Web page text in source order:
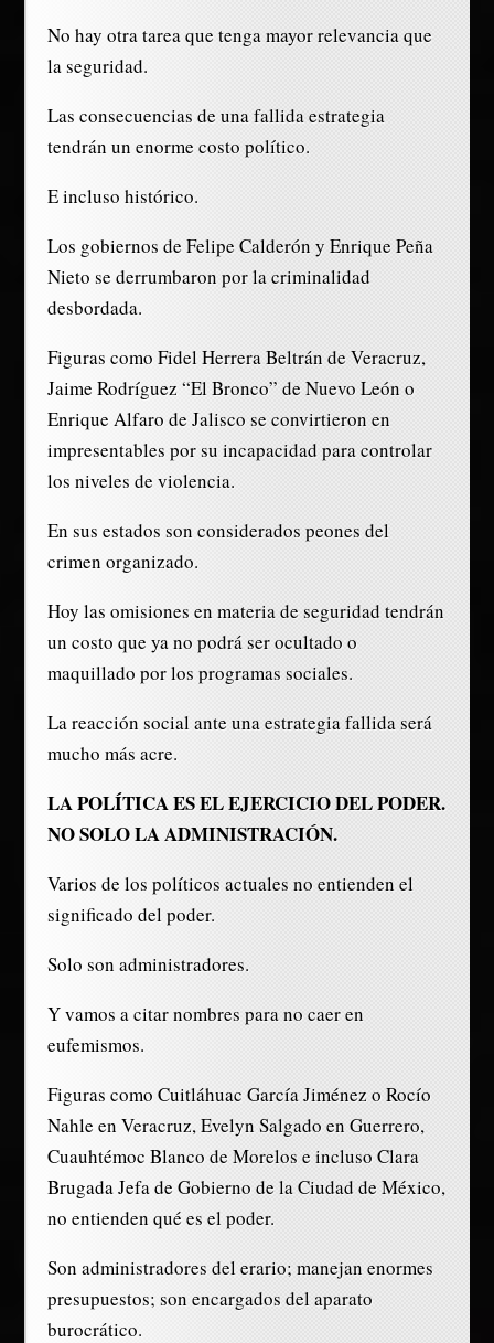
No hay otra tarea que tenga mayor relevancia que
la seguridad.
Las consecuencias de una fallida estrategia
tendrán un enorme costo político.
E incluso histórico.
Los gobiernos de Felipe Calderón y Enrique Peña
Nieto se derrumbaron por la criminalidad
desbordada.
Figuras como Fidel Herrera Beltrán de Veracruz,
Jaime Rodríguez “El Bronco” de Nuevo León o
Enrique Alfaro de Jalisco se convirtieron en
impresentables por su incapacidad para controlar
los niveles de violencia.
En sus estados son considerados peones del
crimen organizado.
Hoy las omisiones en materia de seguridad tendrán
un costo que ya no podrá ser ocultado o
maquillado por los programas sociales.
La reacción social ante una estrategia fallida será
mucho más acre.
LA POLÍTICA ES EL EJERCICIO DEL PODER.
NO SOLO LA ADMINISTRACIÓN.
Varios de los políticos actuales no entienden el
significado del poder.
Solo son administradores.
Y vamos a citar nombres para no caer en
eufemismos.
Figuras como Cuitláhuac García Jiménez o Rocío
Nahle en Veracruz, Evelyn Salgado en Guerrero,
Cuauhtémoc Blanco de Morelos e incluso Clara
Brugada Jefa de Gobierno de la Ciudad de México,
no entienden qué es el poder.
Son administradores del erario; manejan enormes
presupuestos; son encargados del aparato
burocrático.